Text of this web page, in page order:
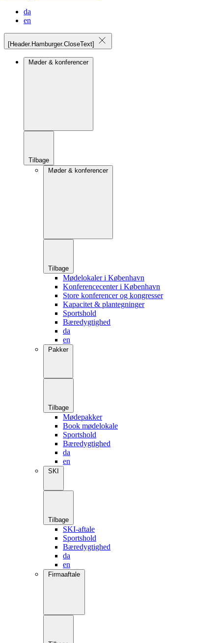
da
en
[Header.Hamburger.CloseText]
Møder & konferencer
Tilbage
Møder & konferencer
Tilbage
Mødelokaler i København
Konferencecenter i København
Store konferencer og kongresser
Kapacitet & plantegninger
Sportshold
Bæredygtighed
da
en
Pakker
Tilbage
Mødepakker
Book mødelokale
Sportshold
Bæredygtighed
da
en
SKI
Tilbage
SKI-aftale
Sportshold
Bæredygtighed
da
en
Firmaaftale